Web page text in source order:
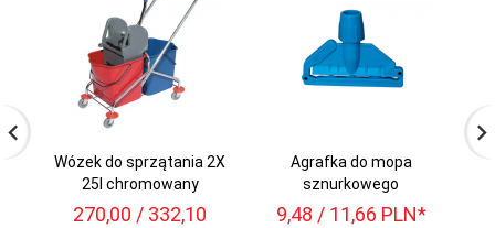
Wózek do sprzątania 2X
25l chromowany
270,00 / 332,10
Agrafka do mopa
sznurkowego
9,48 / 11,66 PLN*